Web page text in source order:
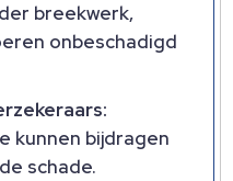
breekwerk,
onbeschadigd
kunnen bijdragen
schade.